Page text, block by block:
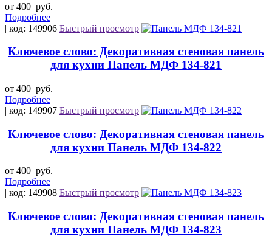
от 400 руб.
Подробнее
| код: 149906 Быстрый просмотр
Ключевое слово: Декоративная стеновая панель
для кухни Панель МДФ 134-821
от 400 руб.
Подробнее
| код: 149907 Быстрый просмотр
Ключевое слово: Декоративная стеновая панель
для кухни Панель МДФ 134-822
от 400 руб.
Подробнее
| код: 149908 Быстрый просмотр
Ключевое слово: Декоративная стеновая панель
для кухни Панель МДФ 134-823